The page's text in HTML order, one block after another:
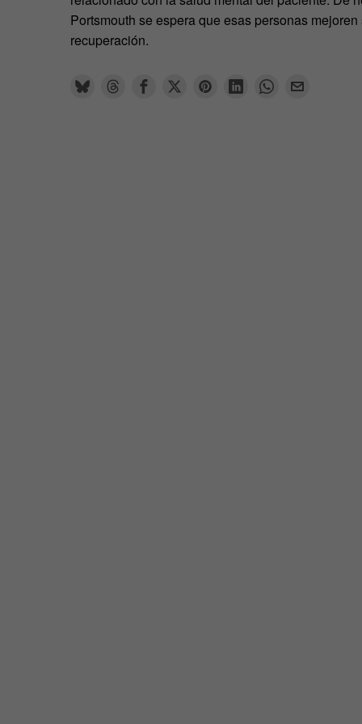
Portsmouth se espera que esas personas
recuperación.